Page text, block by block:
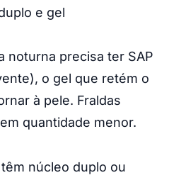
e gel
noturna precisa ter SAP
o gel que retém o
à pele. Fraldas
quantidade menor.
núcleo duplo ou